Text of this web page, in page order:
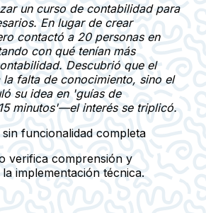
un curso de contabilidad para
En lugar de crear
contactó a 20 personas en
con qué tenían más
Descubrió que el
falta de conocimiento, sino el
su idea en 'guías de
minutos'—el interés se triplicó.
funcionalidad completa
verifica comprensión y
implementación técnica.